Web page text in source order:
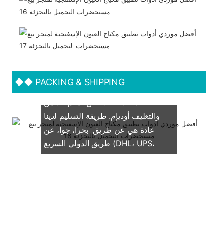
◆◆ PACKING & SHIPPING
والتغليف أوديإم. طريقة التسليم لدينا
عادة هي عن طريق بحرا، جوا، عن
طريق الدولي السريع (DHL، UPS،
TNT، فيديكس)